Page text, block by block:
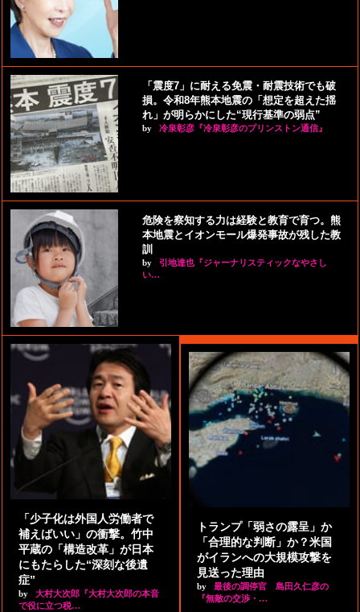
「震度7」に耐える免震・耐震技術でも破
損。令和8年熊本地震の「想定を超えた揺
れ」が明らかにした“現行基準の弱点”
by 冷泉彰彦『冷泉彰彦のプリンストン通信』
危険を察知する力は経験と教育で育つ。熊
本地震とイオンモール爆発事故が残した教
訓
by
引地達也『ジャーナリスティックなやさし
い…
「少子化は外国人労働者で
補えばいい」の衝撃。竹中
平蔵の「構造改革」が日本
にもたらした“深刻な後遺
症”
by
大村大次郎『大村大次郎の本音
で役に立つ税…
トランプ「弱さの露呈」か
「合理的な判断」か？米国
がイランへの大規模攻撃を
見送った理由
by
最後の調停官 島田久仁彦の
『無敵の交渉・…